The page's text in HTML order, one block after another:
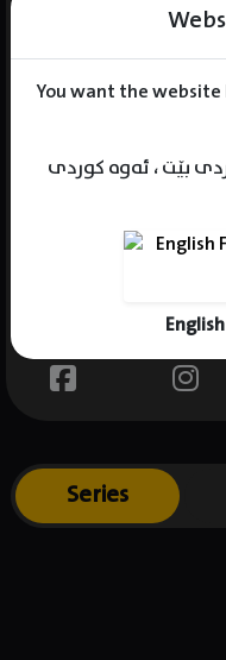
You want the website
بێت ، ئەوە کوردی
English
Gender : male
Series